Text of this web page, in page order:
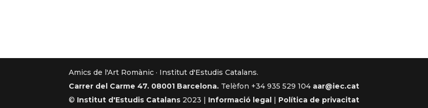
Amics de l'Art Romànic · Institut d'Estudis Catalans.
Carrer del Carme 47. 08001 Barcelona. Telèfon +34 935 529 104 aar@iec.cat
© Institut d'Estudis Catalans 2023 | Informació legal | Política de privacitat